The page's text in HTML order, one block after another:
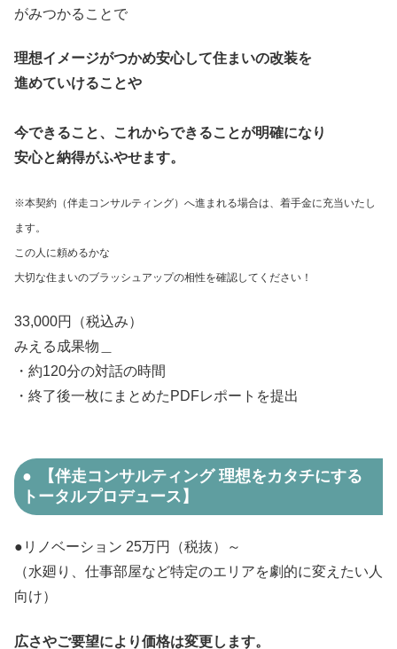
がみつかることで
理想イメージがつかめ安心して住まいの改装を
進めていけることや
今できること、これからできることが明確になり
安心と納得がふやせます。
※本契約（伴走コンサルティング）へ進まれる場合は、着手金に充当いたし
ます。
この人に頼めるかな
大切な住まいのブラッシュアップの相性を確認してください！
33,000円（税込み）
みえる成果物＿
・約120分の対話の時間
・終了後一枚にまとめたPDFレポートを提出
【伴走コンサルティング 理想をカタチにする
トータルプロデュース】
●リノベーション 25万円（税抜）～
（水廻り、仕事部屋など特定のエリアを劇的に変えたい人
向け）
広さやご要望により価格は変更します。